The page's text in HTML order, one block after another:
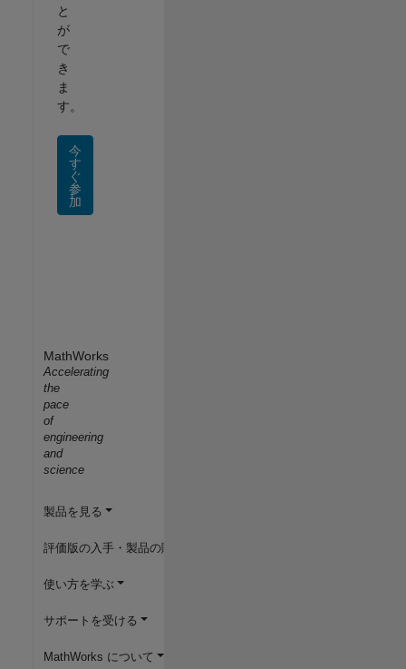
と
が
で
き
ま
す。
今
す
ぐ
参
加
MathWorks
Accelerating
the
pace
of
engineering
and
science
製品を見る
評価版の入手・製品の購入
使い方を学ぶ
サポートを受ける
MathWorks について